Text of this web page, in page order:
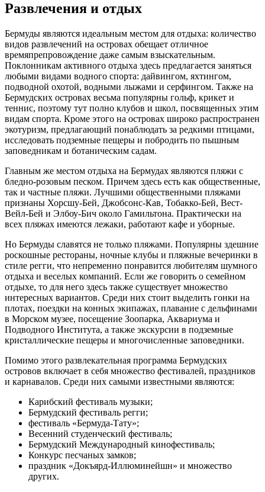
Развлечения и отдых
Бермуды являются идеальным местом для отдыха: количество
видов развлечений на островах обещает отличное
времяпрепровождение даже самым взыскательным.
Поклонникам активного отдыха здесь предлагается заняться
любыми видами водного спорта: дайвингом, яхтингом,
подводной охотой, водными лыжами и серфингом. Также на
Бермудских островах весьма популярны гольф, крикет и
теннис, поэтому тут полно клубов и школ, посвященных этим
видам спорта. Кроме этого на островах широко распространен
экотуризм, предлагающий понаблюдать за редкими птицами,
исследовать подземные пещеры и побродить по пышным
заповедникам и ботаническим садам.
Главным же местом отдыха на Бермудах являются пляжи с
бледно-розовым песком. Причем здесь есть как общественные,
так и частные пляжи. Лучшими общественными пляжами
признаны Хорсшу-Бей, Джобсонс-Кав, Тобакко-Бей, Вест-
Вейл-Бей и Элбоу-Бич около Гамильтона. Практически на
всех пляжах имеются лежаки, работают кафе и уборные.
Но Бермуды славятся не только пляжами. Популярны здешние
роскошные рестораны, ночные клубы и пляжные вечеринки в
стиле регги, что непременно понравится любителям шумного
отдыха и веселых компаний. Если же говорить о семейном
отдыхе, то для него здесь также существует множество
интересных вариантов. Среди них стоит выделить гонки на
плотах, поездки на конных экипажах, плавание с дельфинами
в Морском музее, посещение Зоопарка, Аквариума и
Подводного Института, а также экскурсии в подземные
кристаллические пещеры и многочисленные заповедники.
Помимо этого развлекательная программа Бермудских
островов включает в себя множество фестивалей, праздников
и карнавалов. Среди них самыми известными являются:
Карибский фестиваль музыки;
Бермудский фестиваль регги;
фестиваль «Бермуда-Тату»;
Весенний студенческий фестиваль;
Бермудский Международный кинофестиваль;
Конкурс песчаных замков;
праздник «Докъярд-Иллюминейшн» и множество
других.